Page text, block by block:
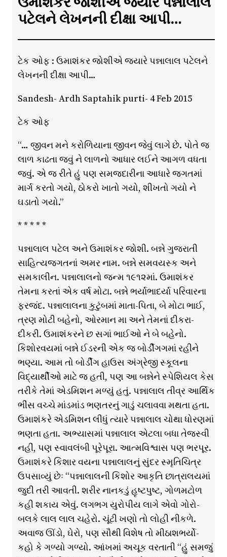
પટેલને લેખનની દીક્ષા આપી…
ટેક ઓફ : ઉમાશંકર જોશીએ જ્યારે પન્નાલાલ પટેલને
લેખનની દીક્ષા આપી…
Sandesh- Ardh Saptahik purti- 4 Feb 2015
ટેક ઓફ
“… જીવન મને કરોળિયાના જીવન જેવું લાગે છે. પોતે જ
લાળ કાઢતા જવું ને લાળનો આધાર લઈને આગળ વધતા
જવું. એ જ રીતે હું પણ સમજદારીના આધારે જગતમાં
માર્ગ કરતો ગયો, ઠોકરો ખાતો ગયો, શીખતો ગયો ને
ઘડાતો ગયો.”
* * * * *
પન્નાલાલ પટેલ અને ઉમાશંકર જોશી. બન્ને ગુજરાતી
સાહિત્યજગતનાં અમર નામ. બન્ને સમવયસ્ક અને
સમકાલીન. પન્નાલાલનો જન્મ ૧૯૧૨માં. ઉમાશંકર
તેમના કરતાં એક વર્ષ મોટા. બન્ને ભર્યાભાદર્યા પરિવારના
ફરજંદ. પન્નાલાલના કુટુંબમાં માતા-પિતા, બે મોટા ભાઈ,
ત્રણ મોટી બહેનો, ઓરમાન મા અને તેમનાં દીકરા-
દીકરી. ઉમાશંકરને છ સગાં ભાઈઓ ને બે બહેનો.
કિશોરવયમાં બન્ને ઈડરની એક જ બોર્ડીંગગમાં રહીને
ભણ્યા. આમ તો બોર્ડીંગ હાઉસ અંગ્રેજી સ્કૂલના
વિદ્યાર્થીઓ માટે જ હતી, પણ આ બન્નેને સ્પેશિયલ કેસ
તરીકે તેમાં એડમિશન મળ્યું હતું. પન્નાલાલ તીવ્ર આર્થિક
ભીંસ વચ્ચે માંડમાંડ ભણતરનું ગાડું ચલાવવા મથતા હતા.
ઉમાશંકરે એડમિશન લીધું ત્યારે પન્નાલાલ ચોથા ધોરણમાં
ભણતા હતા. અભ્યાસમાં પન્નાલાલ એટલા બધા તેજસ્વી
નહીં, પણ સ્વાવલંબી પૂરેપૂરા. આત્મવિશ્વાસ પણ ભરપૂર.
ઉમાશંકરે કિશાર વયના પન્નાલાલનું સુંદર સ્મૃતિચિત્ર
ઉપસાવ્યું છેઃ “પન્નાલાલની કિશોર આકૃતિ છાત્રાલયમાં
જુદી તરી આવતી. શરીર નાનકડું હૃષ્ટપુષ્ટ, ગોળમટોળ
કહી શકાય એવું. લગભગ યુરોપીય લાગે એવો ગોરો-
બલકે લાલ લાલ ચહેરો. ચૂંટી ખણો તો લોહી નીકળે.
અવાજ ઊંડો, ઘેરો, પણ સૌથી વિશેષ તો મીઠાશભર્યો-
કહો કે ગળ્યો ગળ્યો. આંખમાં અચૂક વરતાતી “હું સમજું